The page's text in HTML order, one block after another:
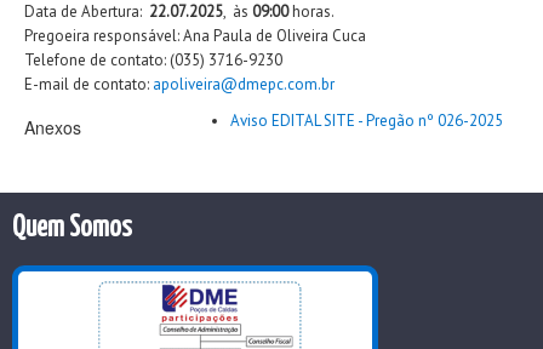
Data de Abertura: 22.07.2025, às 09:00horas.
Pregoeira responsável: Ana Paula de Oliveira Cuca
Telefone de contato: (035) 3716-9230
E-mail de contato: apoliveira@dmepc.com.br
Anexos Aviso EDITAL SITE - Pregão nº 026-2025
Quem Somos